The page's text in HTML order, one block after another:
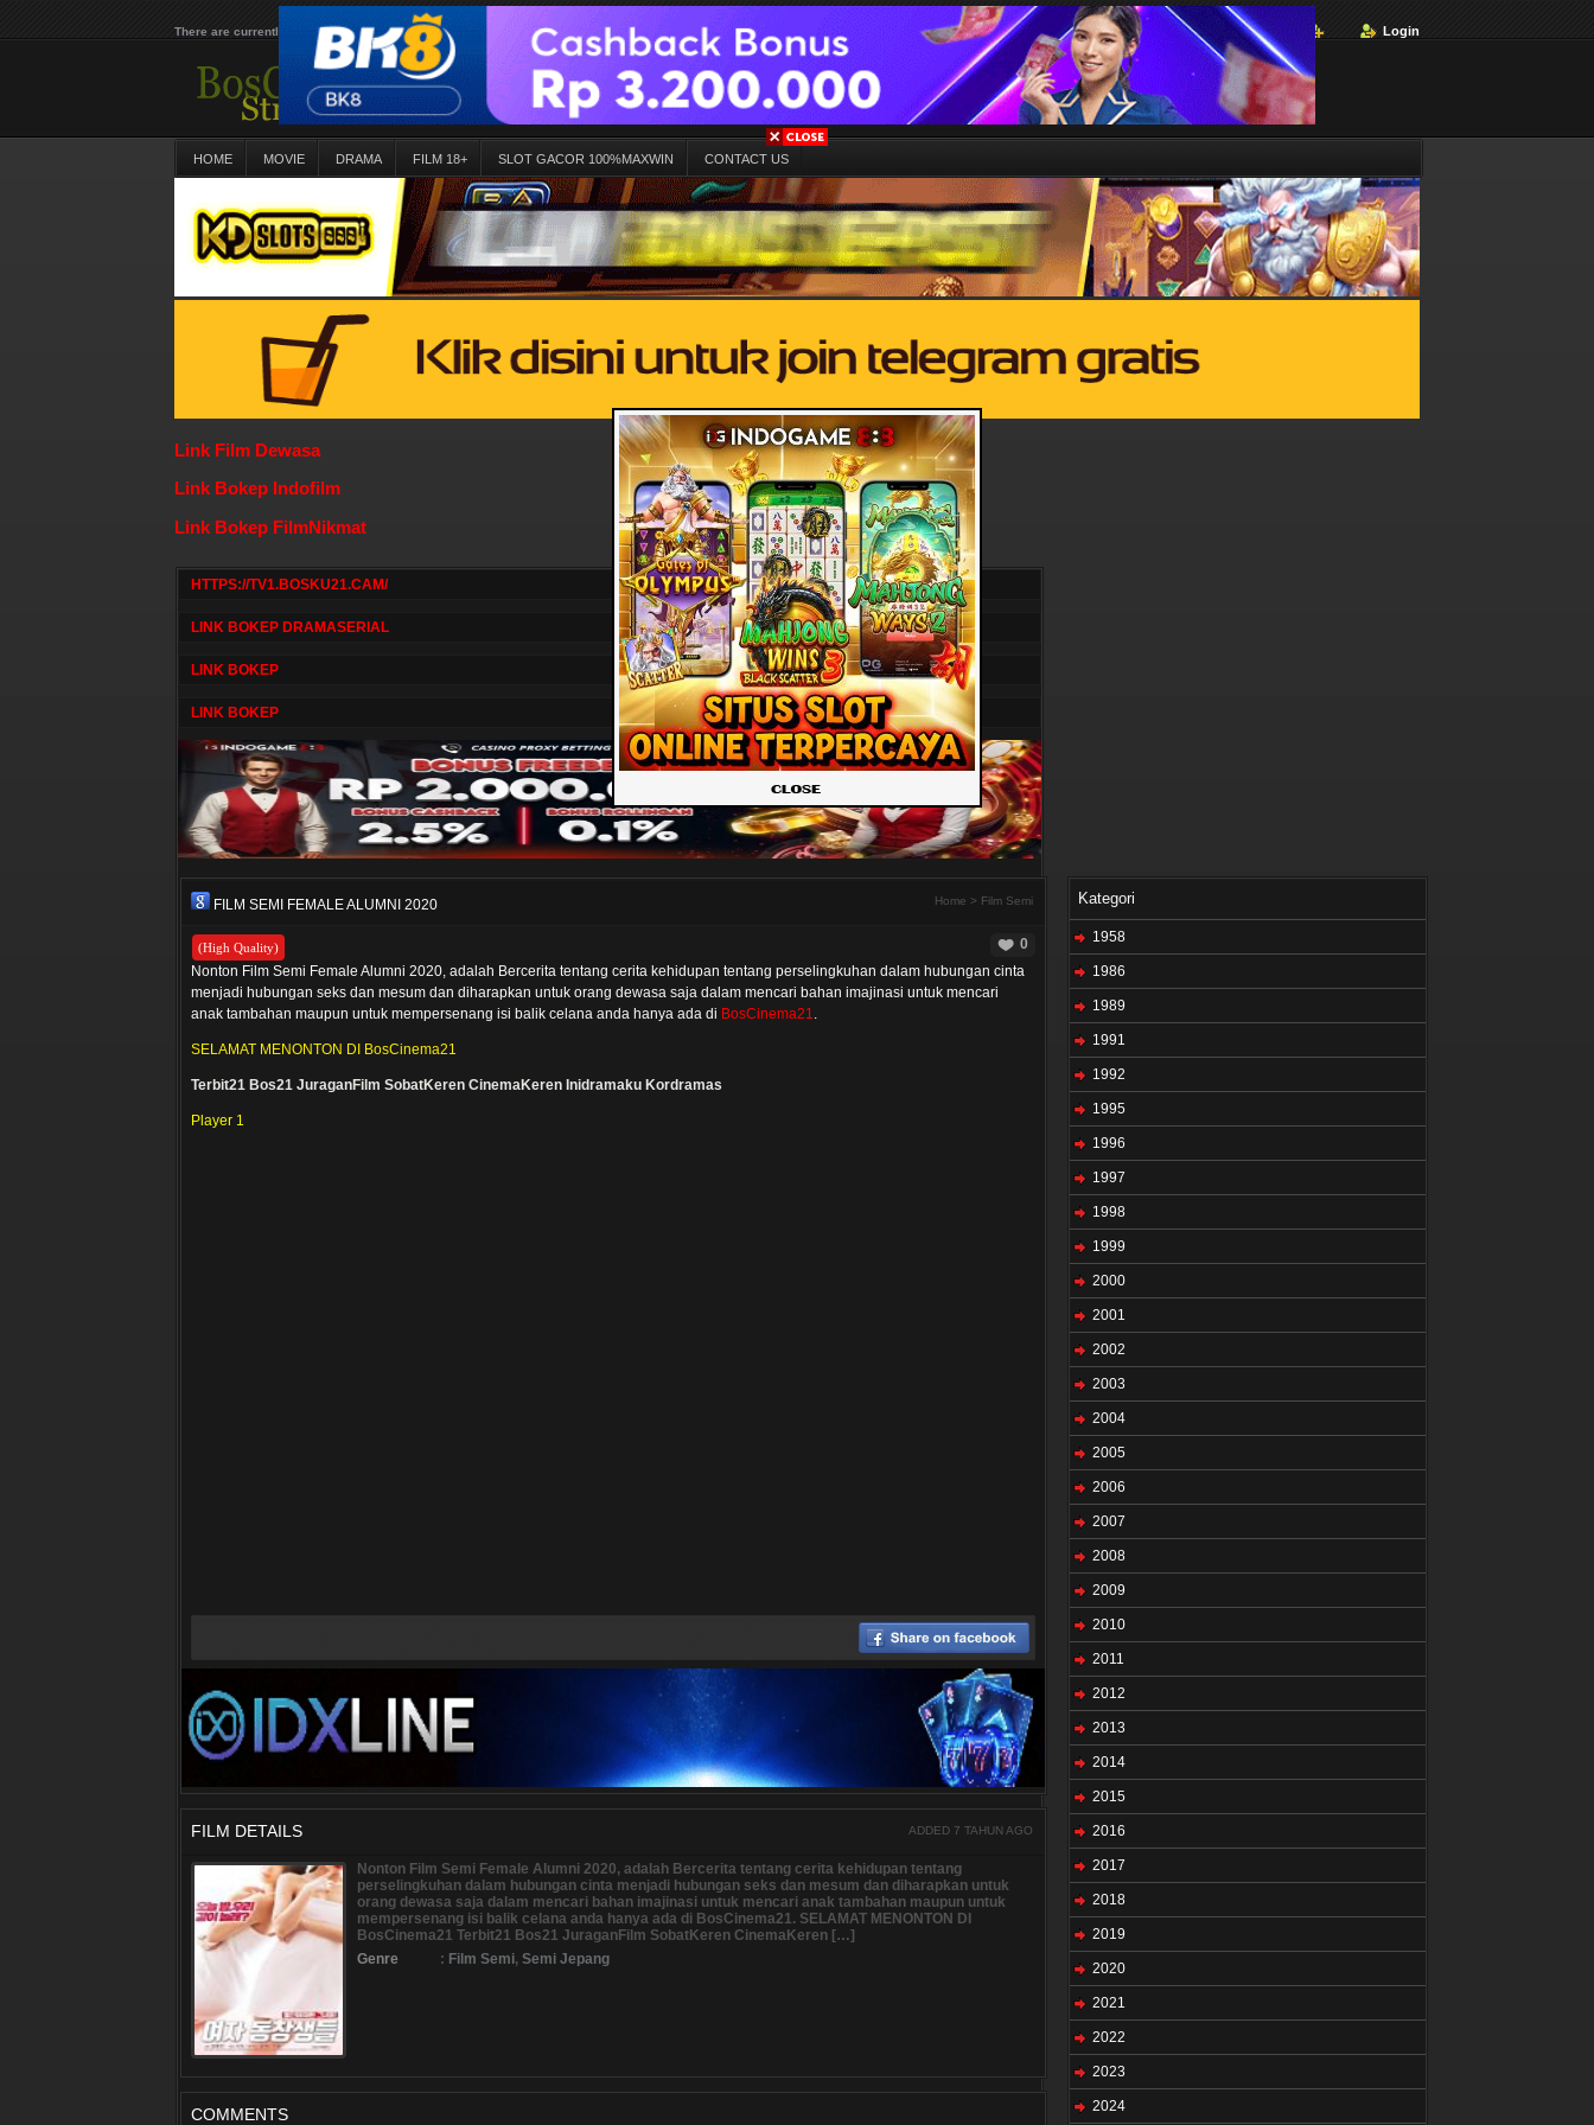
There are currently 25614 movies on our website Login
HOME MOVIE DRAMA FILM 18+ SLOT GACOR 100%MAXWIN CONTACT US
Link Film Dewasa
Link Bokep Indofilm
Link Bokep FilmNikmat
HTTPS://TV1.BOSKU21.CAM/
LINK BOKEP DRAMASERIAL
LINK BOKEP
LINK BOKEP
FILM SEMI FEMALE ALUMNI 2020 Home > Film Semi
0
(High Quality)
Nonton Film Semi Female Alumni 2020, adalah Bercerita tentang cerita kehidupan tentang perselingkuhan dalam hubungan cinta
menjadi hubungan seks dan mesum dan diharapkan untuk orang dewasa saja dalam mencari bahan imajinasi untuk mencari
anak tambahan maupun untuk mempersenang isi balik celana anda hanya ada di BosCinema21.
SELAMAT MENONTON DI BosCinema21
Terbit21 Bos21 JuraganFilm SobatKeren CinemaKeren Inidramaku Kordramas
Player 1
FILM DETAILS ADDED 7 TAHUN AGO
Nonton Film Semi Female Alumni 2020, adalah Bercerita tentang cerita kehidupan tentang
perselingkuhan dalam hubungan cinta menjadi hubungan seks dan mesum dan diharapkan untuk
orang dewasa saja dalam mencari bahan imajinasi untuk mencari anak tambahan maupun untuk
mempersenang isi balik celana anda hanya ada di BosCinema21. SELAMAT MENONTON DI
BosCinema21 Terbit21 Bos21 JuraganFilm SobatKeren CinemaKeren […]
Genre
: Film Semi, Semi Jepang
COMMENTS
Kategori
1958
1986
1989
1991
1992
1995
1996
1997
1998
1999
2000
2001
2002
2003
2004
2005
2006
2007
2008
2009
2010
2011
2012
2013
2014
2015
2016
2017
2018
2019
2020
2021
2022
2023
2024